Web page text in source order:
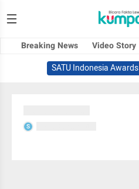
Breaking News Video Story
SATU Indonesia Awards
S